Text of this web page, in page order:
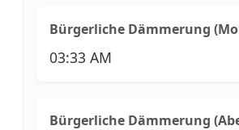
Bürgerliche Dämmerung
03:33 AM
Bürgerliche Dämmerung